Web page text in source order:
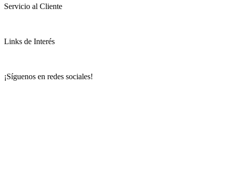
Servicio al Cliente
Links de Interés
¡Síguenos en redes sociales!